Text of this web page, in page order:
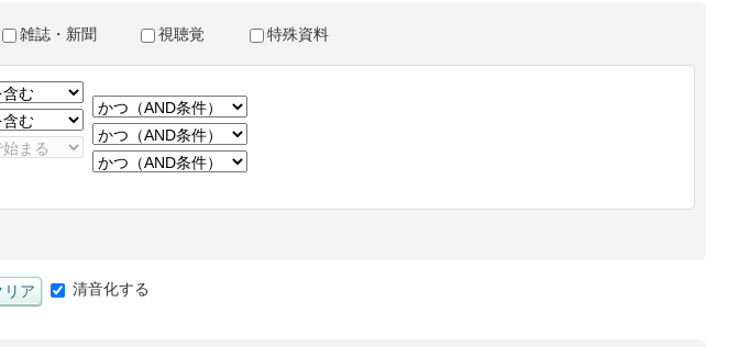
雑誌・新聞 視聴覚 特殊資料
清音化する